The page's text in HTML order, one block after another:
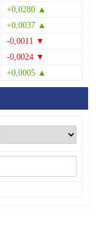
+0,0280 ▲
+0,0037 ▲
-0,0011 ▼
-0,0024 ▼
+0,0005 ▲